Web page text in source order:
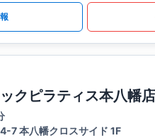
クピラティス本八幡店
7 本八幡クロスサイド 1F